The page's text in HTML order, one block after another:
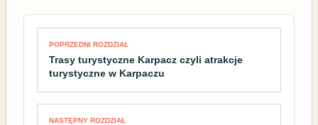
Nawigacja wpisu
POPRZEDNI ROZDZIAŁ
Trasy turystyczne Karpacz czyli atrakcje
turystyczne w Karpaczu
NASTĘPNY ROZDZIAŁ